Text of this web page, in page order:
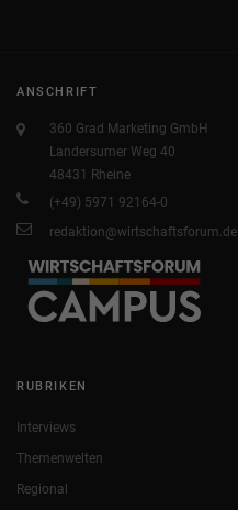
ANSCHRIFT
360 Grad Marketing GmbH
Landersumer Weg 40
48431 Rheine
(+49) 5971 92164-0
redaktion@wirtschaftsforum.de
RUBRIKEN
Interviews
Themenwelten
Regional